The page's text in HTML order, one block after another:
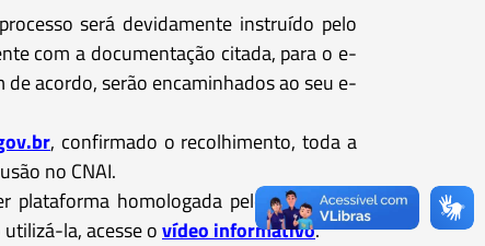
será devidamente instruído pelo
com a documentação citada, para o e-
acordo, serão encaminhados ao seu e-
, confirmado o recolhimento, toda a
no CNAI.
homologada pelo ICP Brasil,
la, acesse ovídeo informativo.